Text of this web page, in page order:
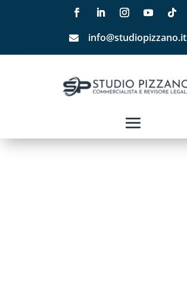
 info@studiopizzano.it